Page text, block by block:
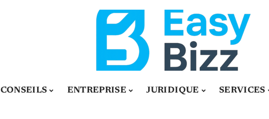
CONSEILS ENTREPRISE JURIDIQUE SERVICES